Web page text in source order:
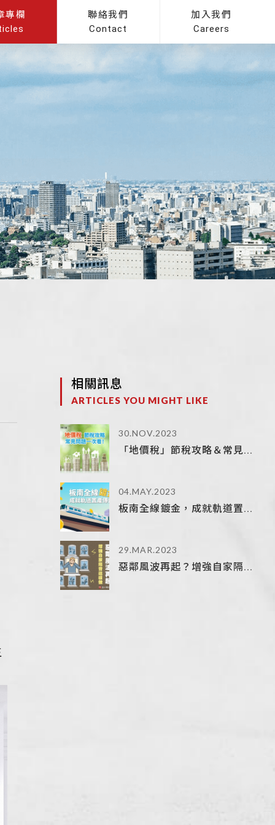
專欄
聯絡我們
Contact
加入我們
Careers
相關訊息
ARTICLES YOU MIGHT LIKE
30.NOV.2023
「地價稅」節稅攻略＆常見...
04.MAY.2023
板南全線鍍金，成就軌道置...
29.MAR.2023
惡鄰風波再起？增強自家隔...